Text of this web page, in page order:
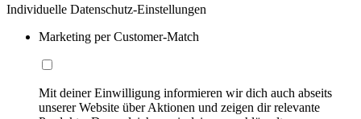
Individuelle Datenschutz-Einstellungen
Marketing per Customer-Match
Mit deiner Einwilligung informieren wir dich auch abseits
unserer Website über Aktionen und zeigen dir relevante